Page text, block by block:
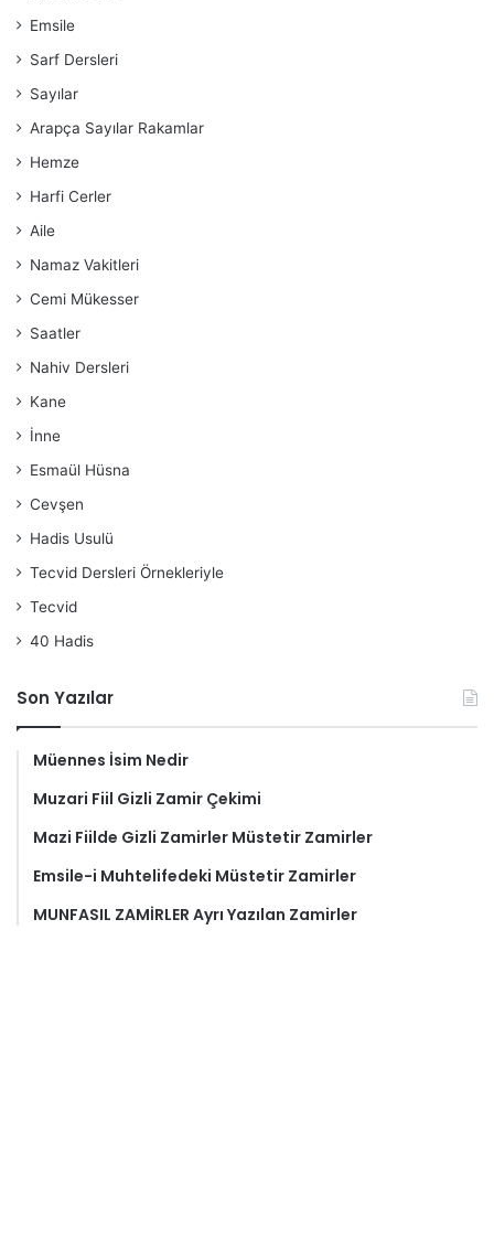
Emsile
Sarf Dersleri
Sayılar
Arapça Sayılar Rakamlar
Hemze
Harfi Cerler
Aile
Namaz Vakitleri
Cemi Mükesser
Saatler
Nahiv Dersleri
Kane
İnne
Esmaül Hüsna
Cevşen
Hadis Usulü
Tecvid Dersleri Örnekleriyle
Tecvid
40 Hadis
Son Yazılar
Müennes İsim Nedir
Muzari Fiil Gizli Zamir Çekimi
Mazi Fiilde Gizli Zamirler Müstetir Zamirler
Emsile-i Muhtelifedeki Müstetir Zamirler
MUNFASIL ZAMİRLER Ayrı Yazılan Zamirler